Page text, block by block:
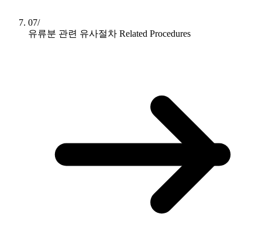
07/
유류분 관련 유사절차 Related Procedures